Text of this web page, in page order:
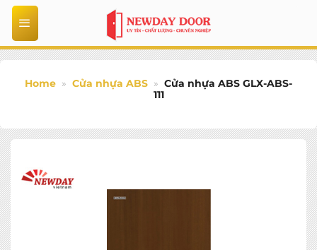
Bỏ
qua
nội
dung
Home » Cửa nhựa ABS » Cửa nhựa ABS GLX-ABS-
111